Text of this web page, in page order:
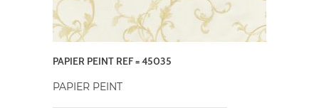
PAPIER PEINT REF = 45035
PAPIER PEINT